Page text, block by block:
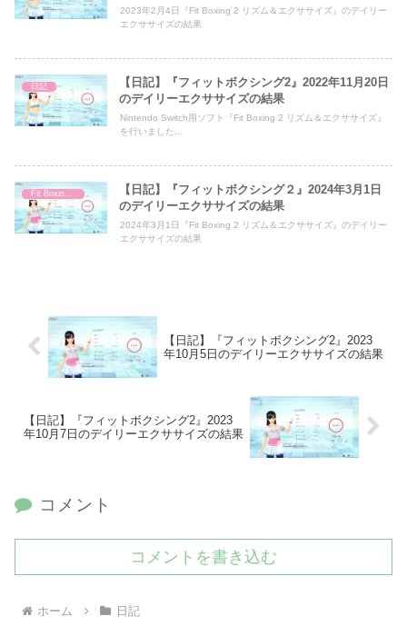
2023年2月4日『Fit Boxing 2 リズム＆エクササイズ』のデイリー
エクササイズの結果
日記
【日記】『フィットボクシング2』2022年11月20日
のデイリーエクササイズの結果
Nintendo Switch用ソフト『Fit Boxing 2 リズム＆エクササイズ』
を行いました...
Fit Boxing 2
【日記】『フィットボクシング２』2024年3月1日
のデイリーエクササイズの結果
2024年3月1日『Fit Boxing 2 リズム＆エクササイズ』のデイリー
エクササイズの結果
【日記】『フィットボクシング2』2023
年10月5日のデイリーエクササイズの結果
【日記】『フィットボクシング2』2023
年10月7日のデイリーエクササイズの結果
コメント
コメントを書き込む
ホーム 日記